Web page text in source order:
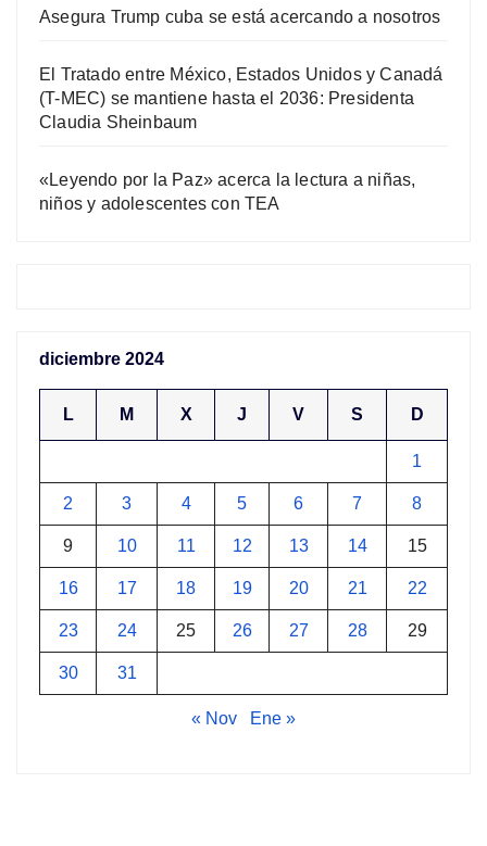
Asegura Trump cuba se está acercando a nosotros
El Tratado entre México, Estados Unidos y Canadá
(T-MEC) se mantiene hasta el 2036: Presidenta
Claudia Sheinbaum
«Leyendo por la Paz» acerca la lectura a niñas,
niños y adolescentes con TEA
diciembre 2024
L M X J V S D
1
2 3 4 5 6 7 8
9 10 11 12 13 14 15
16 17 18 19 20 21 22
23 24 25 26 27 28 29
30 31
« Nov Ene »